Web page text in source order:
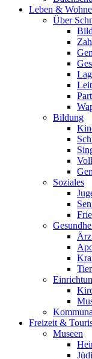
Leben &
Über
Bildung
Soziales
Freizeit &
Museen